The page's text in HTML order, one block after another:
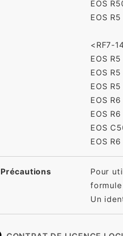
EOS
EOS R5
<RF7-
EOS
EOS
EOS R5
EOS
EOS
EOS
EOS
Précautions
Pour
Un